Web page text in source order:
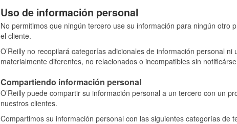
Uso de información personal
No permitimos que ningún tercero use su información para ningún otro
el cliente.
O’Reilly no recopilará categorías adicionales de información personal
materialmente diferentes, no relacionados o incompatibles sin
Compartiendo información personal
O’Reilly puede compartir su información personal a un tercero con un
nuestros clientes.
Compartimos su información personal con las siguientes categorías de